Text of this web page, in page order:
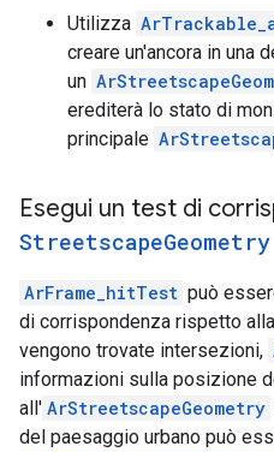
Utilizza
creare un'ancora in una
un
erediterà lo stato di
principale
Esegui un test di
StreetscapeGeometry
ArFrame_hitTest può
di corrispondenza rispetto
vengono trovate intersezioni,
informazioni sulla posizione
all' ArStreetscapeGeometry
del paesaggio urbano può